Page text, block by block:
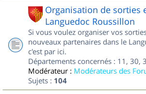
Organisation de sorties
Languedoc Roussillon
Si vous voulez organiser vos
nouveaux partenaires dans le
c'est par ici.
Départements concernés : 11, 30,
Modérateur : Modérateurs des
Sujets : 104